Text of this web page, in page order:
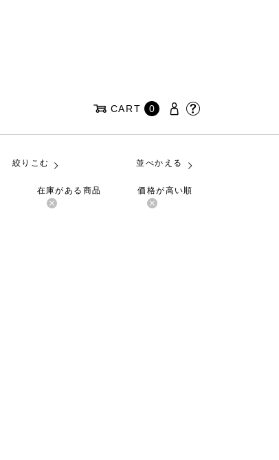
CART 0
絞りこむ 並べかえる
在庫がある商品 価格が高い順